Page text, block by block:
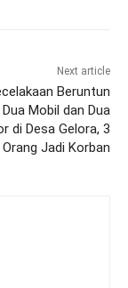
Next article
Beruntun
Mobil dan Dua
di Desa Gelora, 3
Orang Jadi Korban